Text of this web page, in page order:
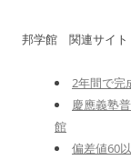
邦学館 関連サイト
2年間で完
慶應義塾
館
偏差値60